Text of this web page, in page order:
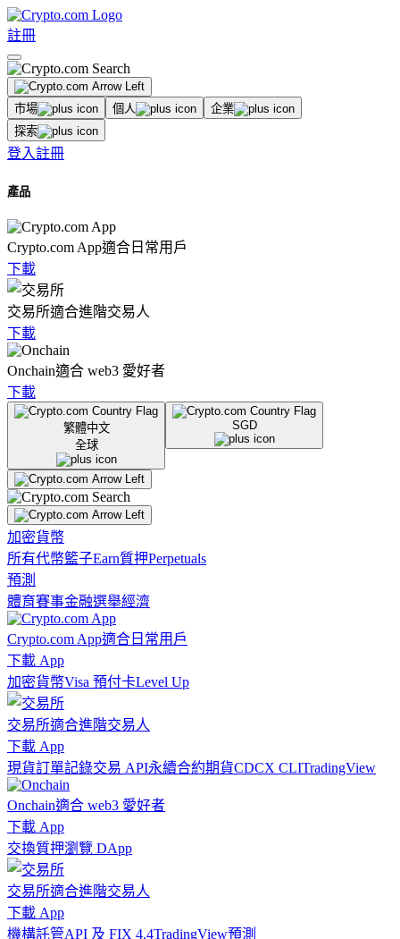
註冊
市場 個人
企業
探索
登入註冊
產品
Crypto.com App適合日常用戶
下載
交易所適合進階交易人
下載
Onchain適合 web3 愛好者
下載
繁體中文
全球
SGD
加密貨幣
所有代幣籃子Earn質押Perpetuals
預測
體育賽事金融選舉經濟
Crypto.com App適合日常用戶
下載 App
加密貨幣Visa 預付卡Level Up
交易所適合進階交易人
下載 App
現貨訂單記錄交易 API永續合約期貨CDCX CLITradingView
Onchain適合 web3 愛好者
下載 App
交換質押瀏覽 DApp
交易所適合進階交易人
下載 App
機構託管API 及 FIX 4.4TradingView預測